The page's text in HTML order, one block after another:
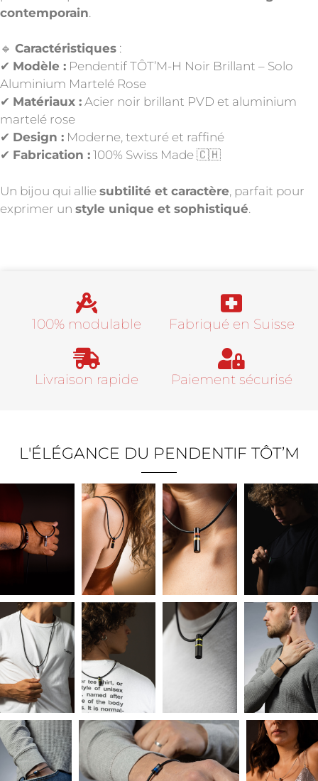
contemporain.
🔹 Caractéristiques :
✔ Modèle : Pendentif TÔT’M-H Noir Brillant – Solo
Aluminium Martelé Rose
✔ Matériaux : Acier noir brillant PVD et aluminium
martelé rose
✔ Design : Moderne, texturé et raffiné
✔ Fabrication : 100% Swiss Made 🇨🇭
Un bijou qui allie subtilité et caractère, parfait pour
exprimer un style unique et sophistiqué.
100% modulable Fabriqué en Suisse​
Livraison rapide Paiement sécurisé
L'ÉLÉGANCE DU PENDENTIF TÔT’M